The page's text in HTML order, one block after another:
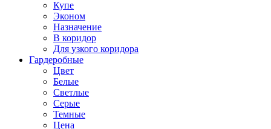
Купе
Эконом
Назначение
В коридор
Для узкого коридора
Гардеробные
Цвет
Белые
Светлые
Серые
Темные
Цена